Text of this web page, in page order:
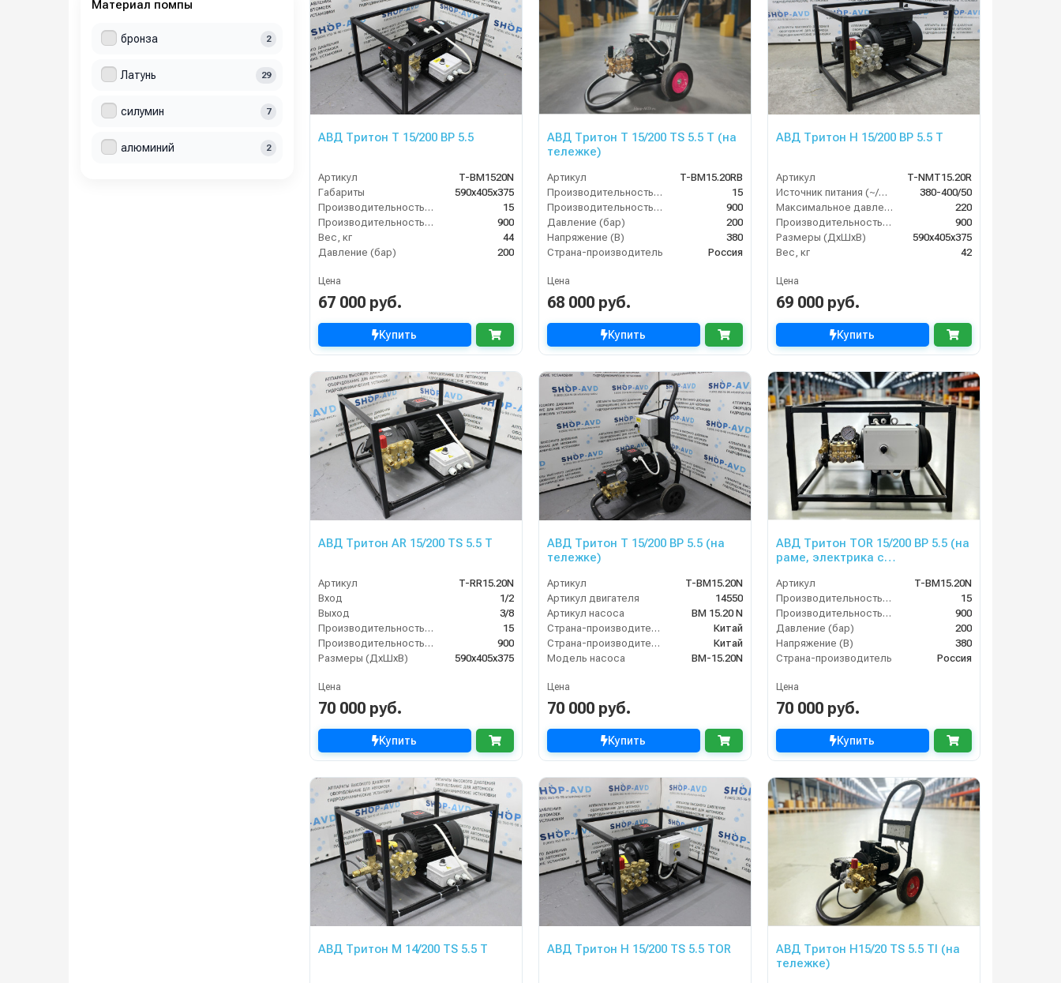
Материал помпы
бронза 2
Латунь 29
силумин 7
алюминий 2
АВД Тритон T 15/200 BP 5.5
Артикул
T-BM1520N
Габариты
590х405х375
Производительность (л/мин)
15
Производительность (л/ч)
900
Вес, кг
44
Давление (бар)
200
Цена
67 000 руб.
Купить
АВД Тритон Т 15/200 TS 5.5 T (на
тележке)
Артикул
T-BM15.20RB
Производительность (л/мин)
15
Производительность (л/ч)
900
Давление (бар)
200
Напряжение (В)
380
Страна-производитель
Россия
Цена
68 000 руб.
Купить
АВД Тритон H 15/200 BP 5.5 T
Артикул
T-NMT15.20R
Источник питания (~/В/Гц)
380-400/50
Максимальное давление (бар)
220
Производительность (л/ч)
900
Размеры (ДхШхВ)
590х405х375
Вес, кг
42
Цена
69 000 руб.
Купить
АВД Тритон AR 15/200 TS 5.5 T
Артикул
T-RR15.20N
Вход
1/2
Выход
3/8
Производительность (л/мин)
15
Производительность (л/ч)
900
Размеры (ДхШхВ)
590х405х375
Цена
70 000 руб.
Купить
АВД Тритон T 15/200 BP 5.5 (на
тележке)
Артикул
T-BM15.20N
Артикул двигателя
14550
Артикул насоса
BM 15.20 N
Страна-производитель двигателя
Китай
Страна-производитель насоса
Китай
Модель насоса
BM-15.20N
Цена
70 000 руб.
Купить
АВД Тритон TOR 15/200 ВР 5.5 (на
раме, электрика с
Артикул
T-BM15.20N
Производительность (л/мин)
15
Производительность (л/ч)
900
Давление (бар)
200
Напряжение (В)
380
Страна-производитель
Россия
Цена
70 000 руб.
Купить
АВД Тритон M 14/200 TS 5.5 T АВД Тритон H 15/200 TS 5.5 TOR
АВД Тритон H15/20 TS 5.5 TI (на
тележке)